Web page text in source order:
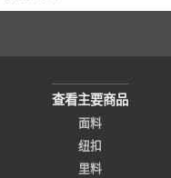
查看主要商品
面料
纽扣
里料